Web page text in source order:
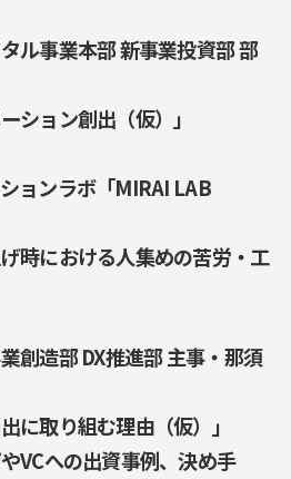
ル事業本部 新事業投資部 部
ション創出（仮）」
ョンラボ「MIRAI LAB
時における人集めの苦労・工
創造部 DX推進部 主事・那須
に取り組む理由（仮）」
への出資事例、決め手